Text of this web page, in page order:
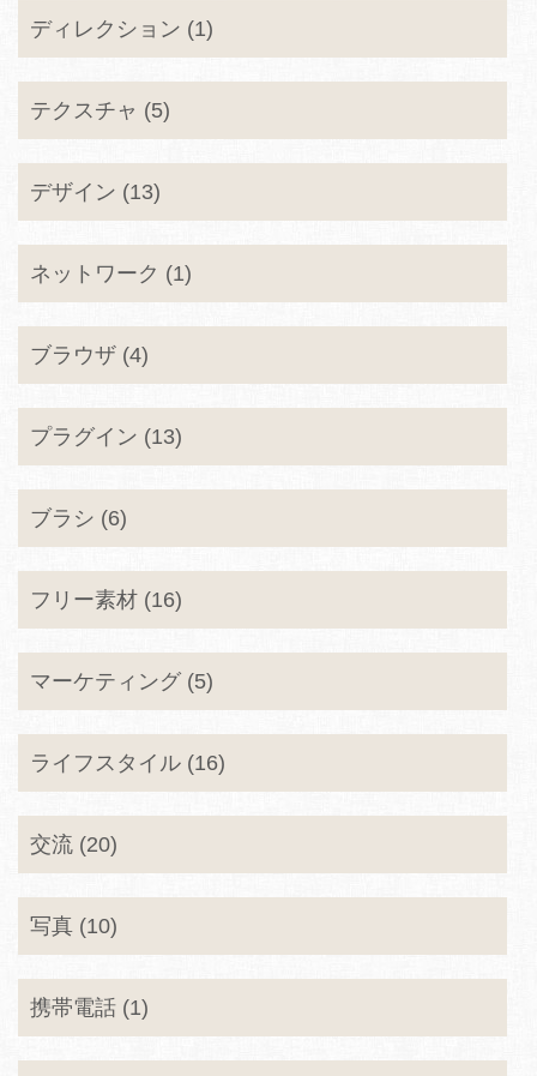
ディレクション (1)
テクスチャ (5)
デザイン (13)
ネットワーク (1)
ブラウザ (4)
プラグイン (13)
ブラシ (6)
フリー素材 (16)
マーケティング (5)
ライフスタイル (16)
交流 (20)
写真 (10)
携帯電話 (1)